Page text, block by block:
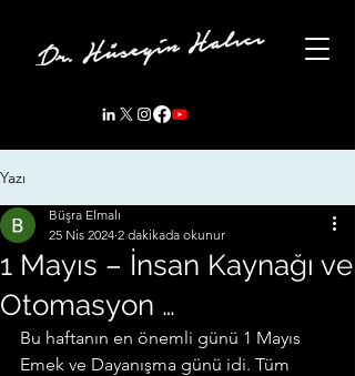
Yazı
1 Mayıs – İnsan Kaynağı ve
Otomasyon …
Büşra Elmalı
25 Nis 2024 2 dakikada okunur
Bu haftanın en önemli günü 1 Mayıs
Emek ve Dayanışma günü idi. Tüm